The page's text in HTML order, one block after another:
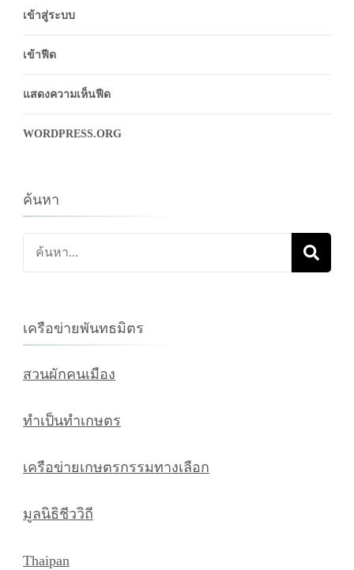
เข้าสู่ระบบ
เข้าฟีด
แสดงความเห็นฟีด
WORDPRESS.ORG
ค้นหา
ค้นหา
เกี่ยว
เครือข่ายพันทธมิตร
สวนผักคนเมือง
ทำเป็นทำเกษตร
เครือข่ายเกษตรกรรมทางเลือก
มูลนิธิชีววิถี
Thaipan